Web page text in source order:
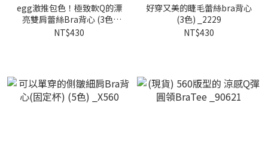
egg激推包色！極致軟Q的漂
亮雙肩蕾絲Bra背心 (3色)
_2222
NT$430
好穿又美的睫毛蕾絲bra背心
(3色) _2229
NT$430